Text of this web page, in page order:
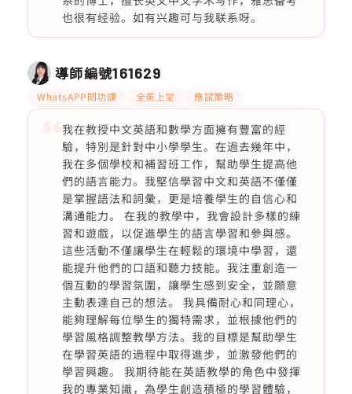
也很有经验。如有兴趣可与我联系呀。
導師編號161629
WhatsAPP問功課 全英上堂 應試策略
我在教授中文英語和數學方面擁有豐富的經
驗，特別是針對中小學學生。在過去幾年中，
我在多個學校和補習班工作，幫助學生提高他
們的語言能力。我堅信學習中文和英語不僅僅
是掌握語法和詞彙，更是培養學生的自信心和
溝通能力。 在我的教學中，我會設計多樣的練
習和遊戲，以促進學生的語言學習和參與感。
這些活動不僅讓學生在輕鬆的環境中學習，還
能提升他們的口語和聽力技能。我注重創造一
個互動的學習氛圍，讓學生感到安全，並願意
主動表達自己的想法。 我具備耐心和同理心，
能夠理解每位學生的獨特需求，並根據他們的
學習風格調整教學方法。我的目標是幫助學生
在學習英語的過程中取得進步，並激發他們的
學習興趣。 我期待能在英語教學的角色中發揮
我的專業知識，為學生創造積極的學習體驗，